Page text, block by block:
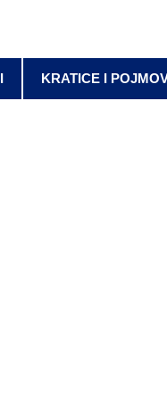
KRATICE I